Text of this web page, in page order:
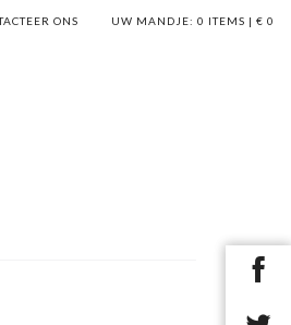
UW MANDJE: 0 ITEMS | € 0
ONS